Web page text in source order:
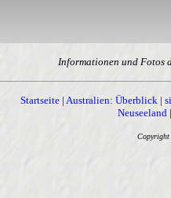
Informationen und Fotos
Startseite| Australien: Überblick|
Neuseeland
Copyright